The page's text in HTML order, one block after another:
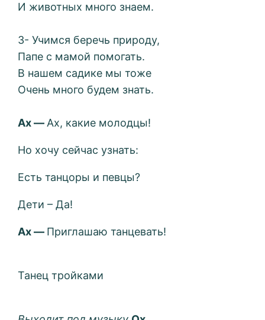
И животных много знаем.
3- Учимся беречь природу,
Папе с мамой помогать.
В нашем садике мы тоже
Очень много будем знать.
Ах —Ах, какие молодцы!
Но хочу сейчас узнать:
Есть танцоры и певцы?
Дети – Да!
Ах— Приглашаю танцевать!
Танец тройками